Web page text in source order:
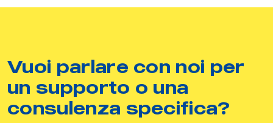
Vuoi parlare con noi per
un supporto o una
consulenza specifica?